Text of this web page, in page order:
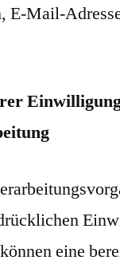
E-Mail-
eine